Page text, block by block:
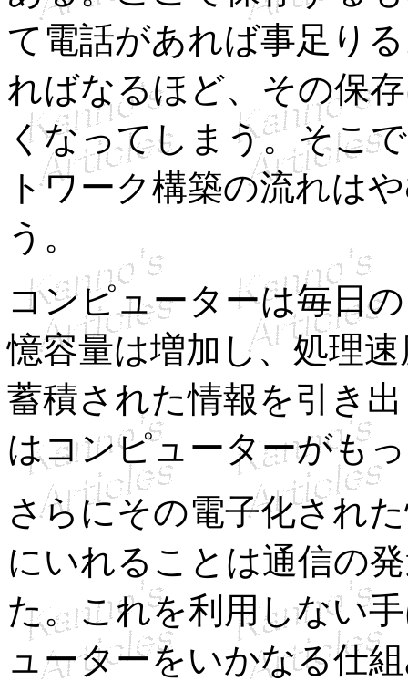
て電話があれば事足り
ればなるほど、その保
くなってしまう。そこ
トワーク構築の流れは
う。
コンピューターは毎日
憶容量は増加し、処理
蓄積された情報を引き
はコンピューターがも
さらにその電子化され
にいれることは通信の
た。これを利用しない
ューターをいかなる仕